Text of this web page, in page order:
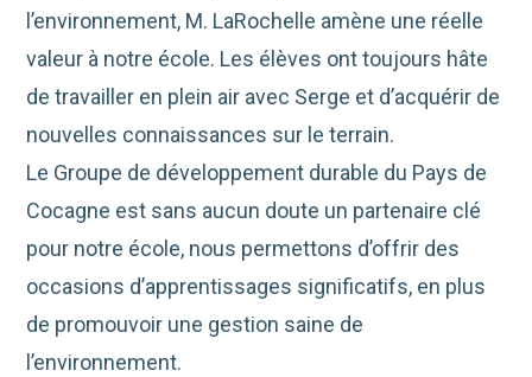
l’environnement, M. LaRochelle amène une réelle
valeur à notre école. Les élèves ont toujours hâte
de travailler en plein air avec Serge et d’acquérir de
nouvelles connaissances sur le terrain.
Le Groupe de développement durable du Pays de
Cocagne est sans aucun doute un partenaire clé
pour notre école, nous permettons d’offrir des
occasions d’apprentissages significatifs, en plus
de promouvoir une gestion saine de
l’environnement.